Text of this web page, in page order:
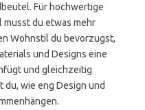
Für hochwertige
du etwas mehr
Wohnstil du bevorzugst,
und Designs eine
und gleichzeitig
wie eng Design und